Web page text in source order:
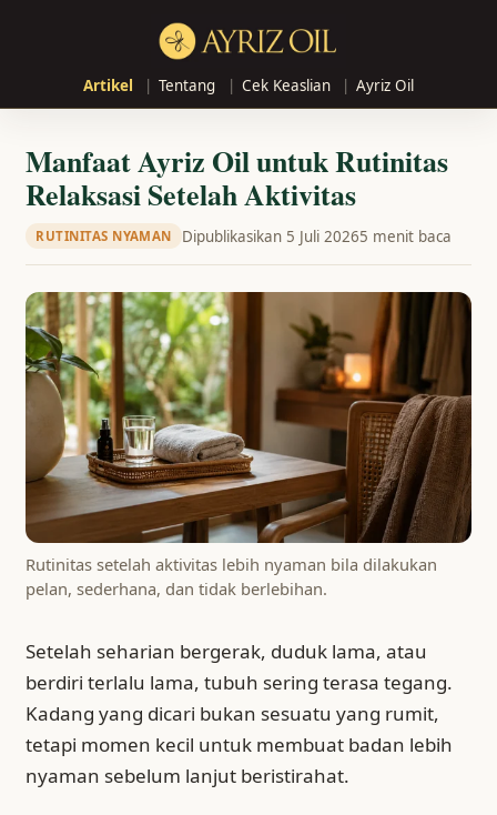
Artikel Tentang Cek Keaslian Ayriz Oil
Manfaat Ayriz Oil untuk Rutinitas
Relaksasi Setelah Aktivitas
RUTINITAS NYAMAN Dipublikasikan 5 Juli 20265 menit baca
Rutinitas setelah aktivitas lebih nyaman bila dilakukan
pelan, sederhana, dan tidak berlebihan.
Setelah seharian bergerak, duduk lama, atau
berdiri terlalu lama, tubuh sering terasa tegang.
Kadang yang dicari bukan sesuatu yang rumit,
tetapi momen kecil untuk membuat badan lebih
nyaman sebelum lanjut beristirahat.